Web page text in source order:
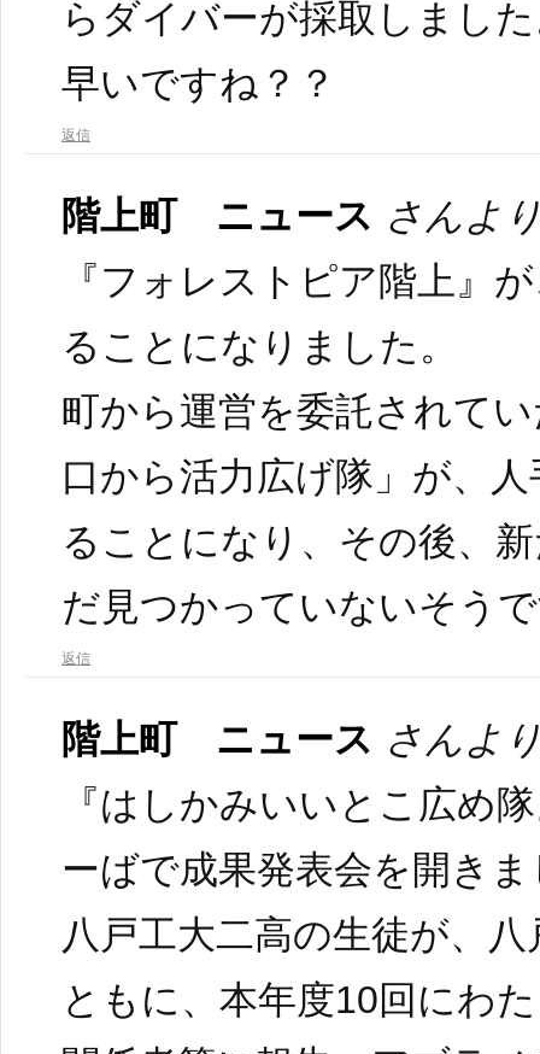
らダイバーが採取しまし
早いですね？？
返信
階上町 ニュース さんよ
『フォレストピア階上』
ることになりました。
町から運営を委託されて
口から活力広げ隊」が、
ることになり、その後、
だ見つかっていないそう
返信
階上町 ニュース さんよ
『はしかみいいとこ広め
ーばで成果発表会を開き
八戸工大二高の生徒が、
ともに、本年度10回にわ